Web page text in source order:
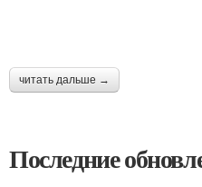
читать дальше →
Последние